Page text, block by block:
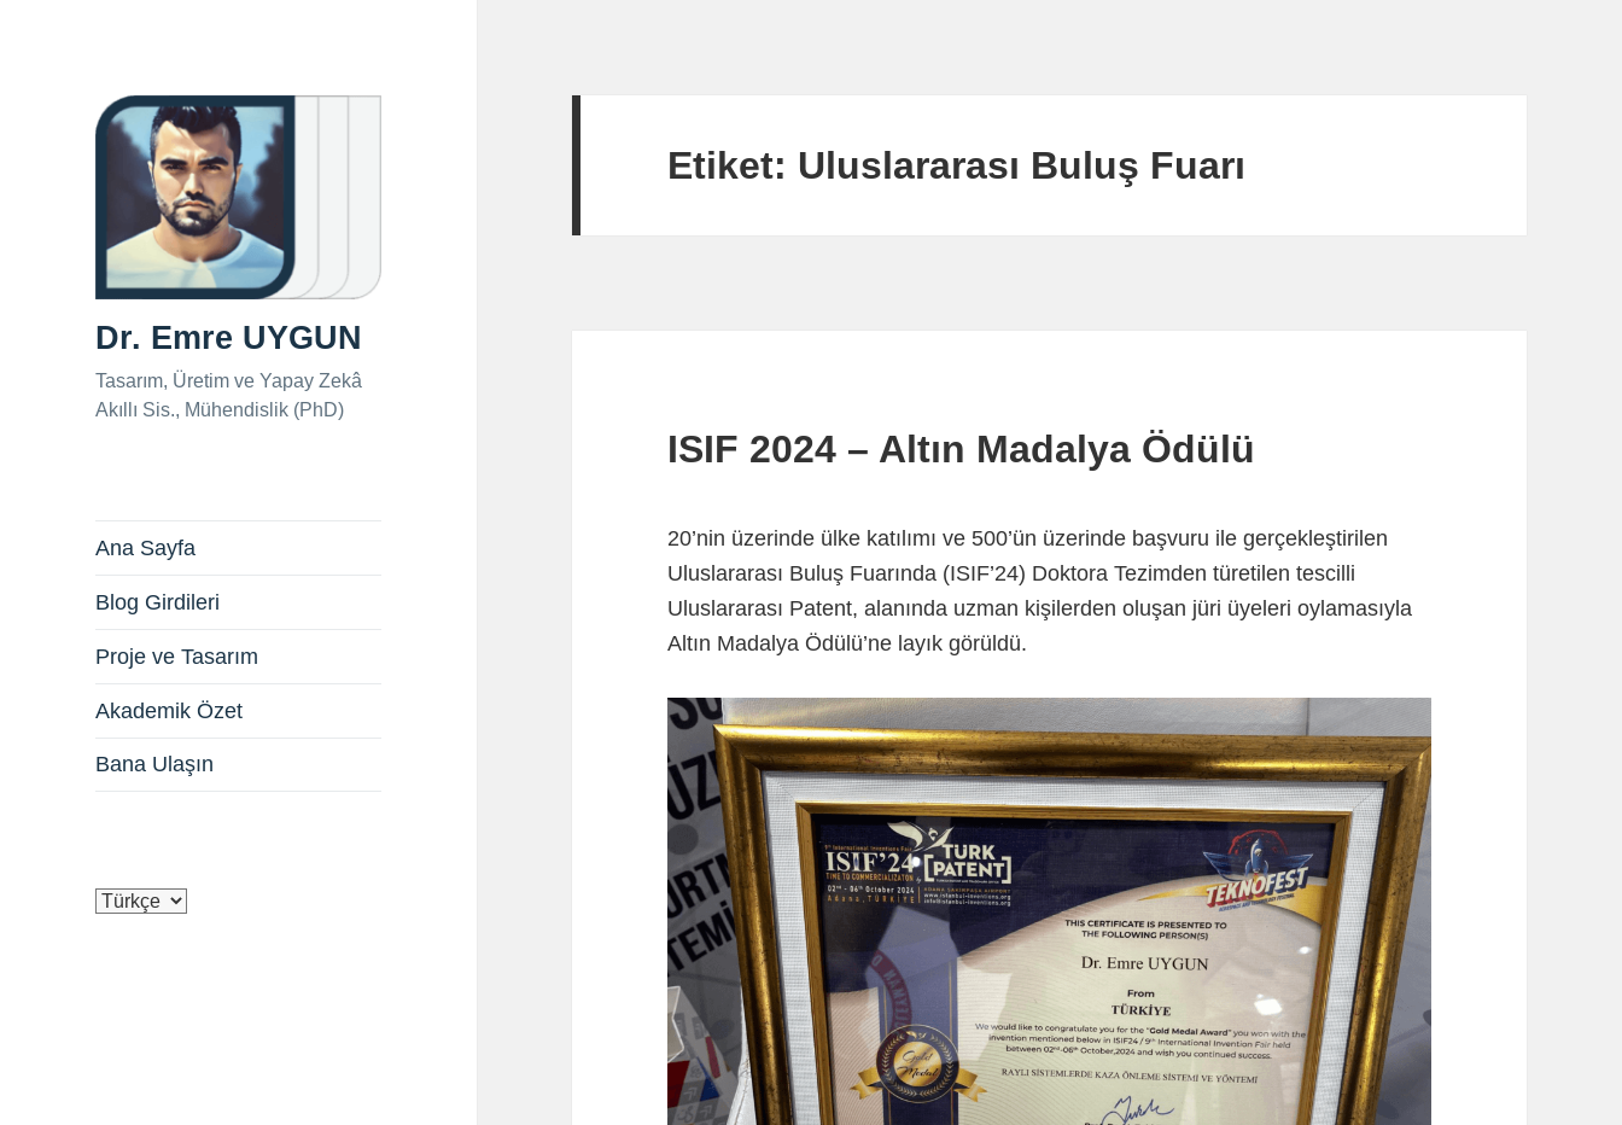
Dr. Emre UYGUN
Tasarım, Üretim ve Yapay Zekâ
Akıllı Sis., Mühendislik (PhD)
Ana Sayfa
Blog Girdileri
Proje ve Tasarım
Akademik Özet
Bana Ulaşın
Dil
Etiket: Uluslararası Buluş Fuarı
ISIF 2024 – Altın Madalya Ödülü
20’nin üzerinde ülke katılımı ve 500’ün üzerinde başvuru ile gerçekleştirilen
Uluslararası Buluş Fuarında (ISIF’24) Doktora Tezimden türetilen tescilli
Uluslararası Patent, alanında uzman kişilerden oluşan jüri üyeleri oylamasıyla
Altın Madalya Ödülü’ne layık görüldü.